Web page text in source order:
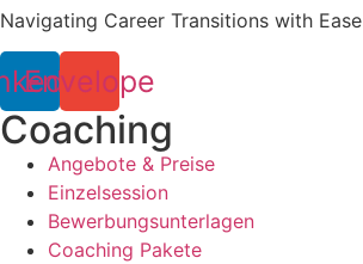
Navigating Career Transitions with Ease
Envelope
Coaching
Angebote & Preise
Einzelsession
Bewerbungsunterlagen
Coaching Pakete